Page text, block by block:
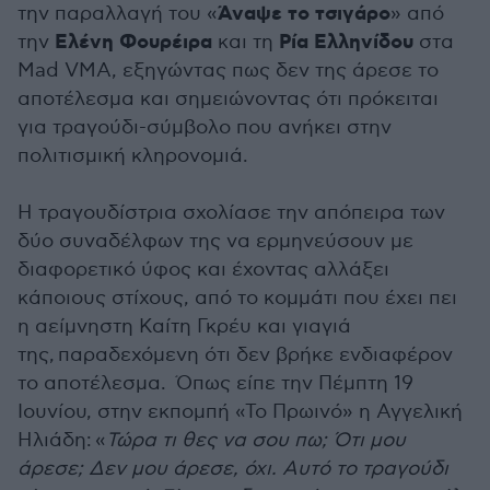
την παραλλαγή του «Άναψε το τσιγάρο» από
την Ελένη Φουρέιρα και τη Ρία Ελληνίδου στα
Mad VMA, εξηγώντας πως δεν της άρεσε το
αποτέλεσμα και σημειώνοντας ότι πρόκειται
για τραγούδι-σύμβολο που ανήκει στην
πολιτισμική κληρονομιά.
Η τραγουδίστρια σχολίασε την απόπειρα των
δύο συναδέλφων της να ερμηνεύσουν με
διαφορετικό ύφος και έχοντας αλλάξει
κάποιους στίχους, από το κομμάτι που έχει πει
η αείμνηστη Καίτη Γκρέυ και γιαγιά
της, παραδεχόμενη ότι δεν βρήκε ενδιαφέρον
το αποτέλεσμα. Όπως είπε την Πέμπτη 19
Ιουνίου, στην εκπομπή «Το Πρωινό» η Αγγελική
Ηλιάδη: « Τώρα τι θες να σου πω; Ότι μου
άρεσε; Δεν μου άρεσε, όχι. Αυτό το τραγούδι